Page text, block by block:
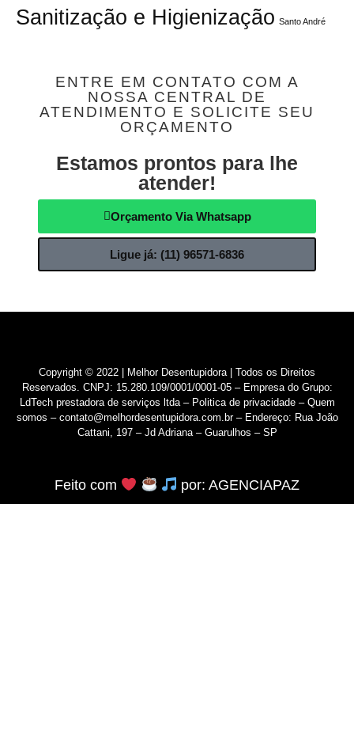
Sanitização e Higienização Santo André
ENTRE EM CONTATO COM A
NOSSA CENTRAL DE
ATENDIMENTO E SOLICITE SEU
ORÇAMENTO
Estamos prontos para lhe
atender!
Orçamento Via Whatsapp
Ligue já: (11) 96571-6836
Copyright © 2022 | Melhor Desentupidora | Todos os Direitos
Reservados. CNPJ: 15.280.109/0001/0001-05 – Empresa do Grupo:
LdTech prestadora de serviços ltda – Politica de privacidade– Quem
somos – contato@melhordesentupidora.com.br – Endereço: Rua João
Cattani, 197 – Jd Adriana – Guarulhos – SP
Feito com por:AGENCIAPAZ